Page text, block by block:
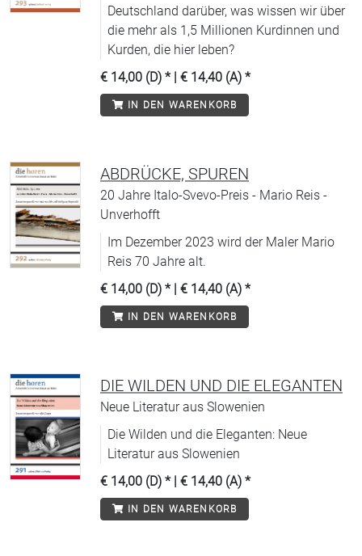
Deutschland darüber, was wissen wir über
die mehr als 1,5 Millionen Kurdinnen und
Kurden, die hier leben?
€ 14,00 (D) * | € 14,40 (A) *
IN DEN WARENKORB
ABDRÜCKE, SPUREN
20 Jahre Italo-Svevo-Preis - Mario Reis -
Unverhofft
Im Dezember 2023 wird der Maler Mario
Reis 70 Jahre alt.
€ 14,00 (D) * | € 14,40 (A) *
IN DEN WARENKORB
DIE WILDEN UND DIE ELEGANTEN
Neue Literatur aus Slowenien
Die Wilden und die Eleganten: Neue
Literatur aus Slowenien
€ 14,00 (D) * | € 14,40 (A) *
IN DEN WARENKORB